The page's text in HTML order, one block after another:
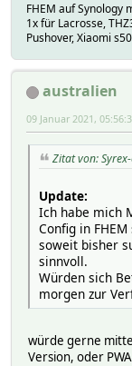
FHEM auf Synology
1x für Lacrosse,
Pushover, Xiaomi s50
australien
09 Januar 2021,
Zitat von:
Update:
Ich habe mich
Config in
soweit bisher
sinnvoll.
Würden sich
morgen zur
würde gerne
Version, oder